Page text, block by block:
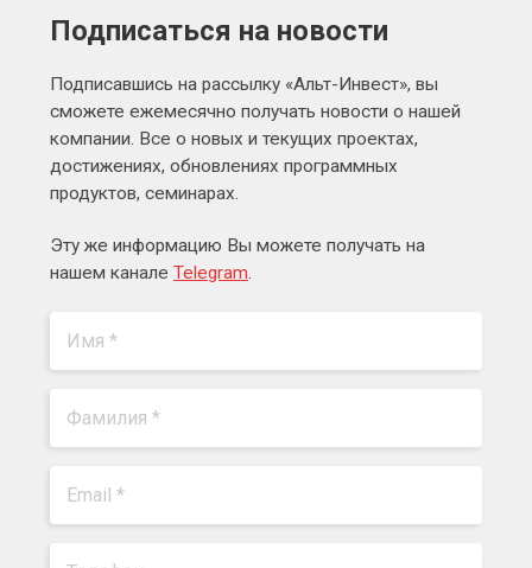
Подписаться на новости
Подписавшись на рассылку «Альт-Инвест», вы
сможете ежемесячно получать новости о нашей
компании. Все о новых и текущих проектах,
достижениях, обновлениях программных
продуктов, семинарах.
Эту же информацию Вы можете получать на
нашем канале Telegram.